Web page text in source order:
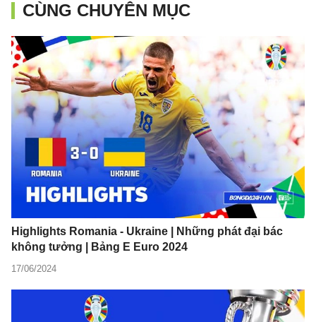
CÙNG CHUYÊN MỤC
Highlights Romania - Ukraine | Những phát đại bác
không tưởng | Bảng E Euro 2024
17/06/2024